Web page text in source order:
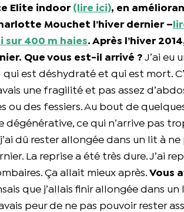
Elite indoor (lire ici), en
Mouchet l’hiver dernier –
sur 400 m haies. Après l’hiver
Que vous est-il arrivé ? J’ai eu
est déshydraté et qui est mort.
une fragilité et pas assez
ou des fessiers. Au bout de
dégénérative, ce qui n’arrive pas
dû rester allongée dans un lit à ne
La reprise a été très dure. J’ai
Ça allait mieux après.Vous
que j’allais finir allongée dans un
peur de ne pas pouvoir rester